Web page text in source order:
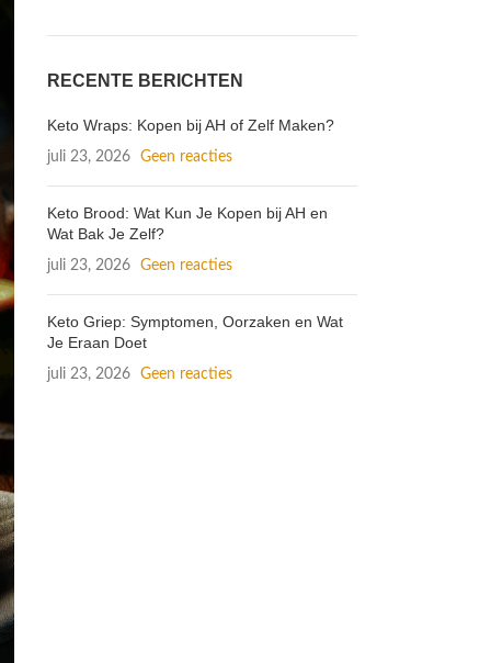
RECENTE BERICHTEN
Keto Wraps: Kopen bij AH of Zelf Maken?
juli 23, 2026 Geen reacties
Keto Brood: Wat Kun Je Kopen bij AH en
Wat Bak Je Zelf?
juli 23, 2026 Geen reacties
Keto Griep: Symptomen, Oorzaken en Wat
Je Eraan Doet
juli 23, 2026 Geen reacties